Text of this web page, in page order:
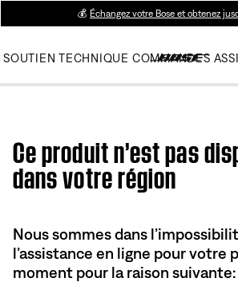
💰 Échangez votre Bose et obtenez
SOUTIEN TECHNIQUE COMMANDES
Ce produit n’est pas
dans votre région
Nous sommes dans
l’assistance en ligne pour votre
moment pour la raison suivante: